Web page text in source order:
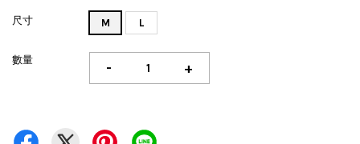
尺寸 M L
數量 - +